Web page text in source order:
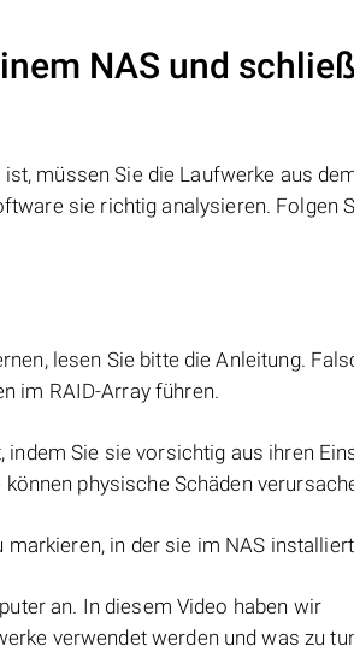
NAS und
müssen Sie die Laufwerke aus
sie richtig analysieren. Folgen
lesen Sie bitte die Anleitung.
im RAID-Array führen.
Sie sie vorsichtig aus ihren
physische Schäden
in der sie im NAS
an. In diesem Video haben wir
verwendet werden und was zu